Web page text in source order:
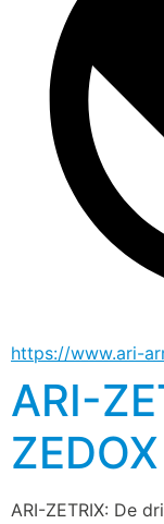
https://www.ari-
ARI-
ZEDOX
ARI-ZETRIX: De